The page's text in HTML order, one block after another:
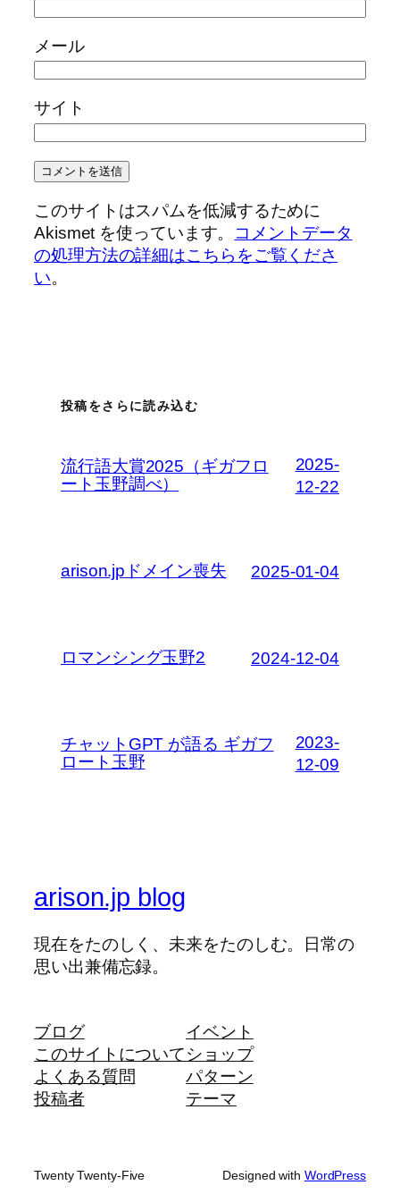
メール
サイト
このサイトはスパムを低減するために
Akismet を使っています。
コメントデータ
の処理方法の詳細はこちらをご覧くださ
い。
投稿をさらに読み込む
流行語大賞2025（ギガフロ
ート玉野調べ）
2025-
12-22
arison.jpドメイン喪失 2025-01-04
ロマンシング玉野2 2024-12-04
チャットGPT が語る ギガフ
ロート玉野
2023-
12-09
arison.jp blog
現在をたのしく、未来をたのしむ。日常の
思い出兼備忘録。
ブログ
このサイトについて
よくある質問
投稿者
イベント
ショップ
パターン
テーマ
Twenty Twenty-Five Designed with WordPress